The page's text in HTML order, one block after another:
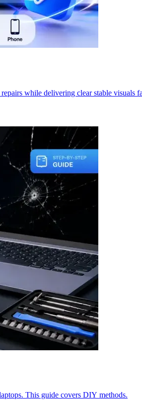
while delivering clear stable visuals
This guide covers DIY methods.